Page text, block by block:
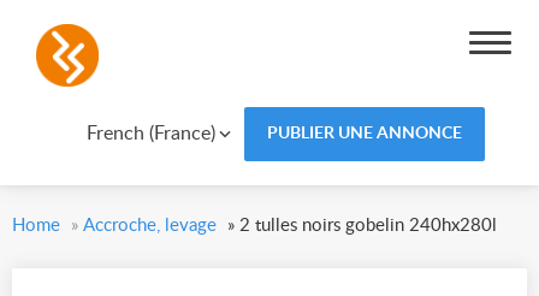
French (France) PUBLIER UNE ANNONCE
Home » Accroche, levage » 2 tulles noirs gobelin 240hx280l